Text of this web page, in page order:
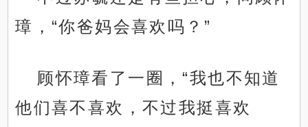
璋，“你爸妈会喜欢吗？”
顾怀璋看了一圈，“我也不知道
他们喜不喜欢，不过我挺喜欢